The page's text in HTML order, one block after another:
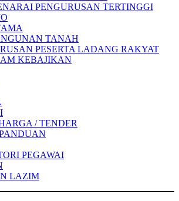
PENGURUSAN TERTINGGI
TANAH
PESERTA LADANG RAKYAT
KEBAJIKAN
/ TENDER
PEGAWAI
LAZIM